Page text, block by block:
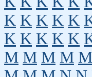
K K K K K
K K K K K
M M M M M